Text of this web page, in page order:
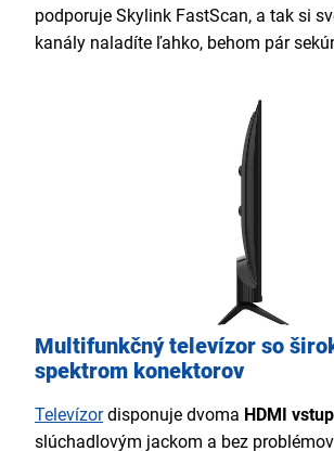
podporuje Skylink FastScan, a tak si
kanály naladíte ľahko, behom pár
Multifunkčný televízor so
spektrom konektorov
Televízordisponuje dvoma HDMI
slúchadlovým jackom a bez